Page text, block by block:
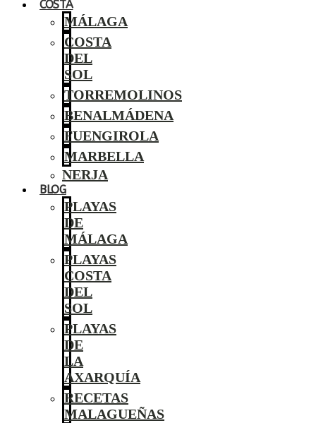
COSTA
MÁLAGA
COSTA
DEL
SOL
TORREMOLINOS
BENALMÁDENA
FUENGIROLA
MARBELLA
NERJA
BLOG
PLAYAS
DE
MÁLAGA
PLAYAS
COSTA
DEL
SOL
PLAYAS
DE
LA
AXARQUÍA
RECETAS
MALAGUEÑAS